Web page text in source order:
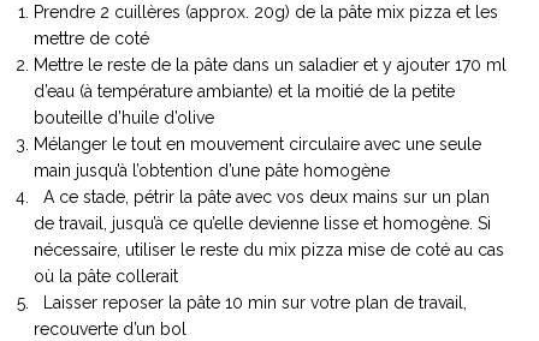
Prendre 2 cuillères (approx. 20g) de la pâte mix pizza et les
mettre de coté
Mettre le reste de la pâte dans un saladier et y ajouter 170 ml
d’eau (à température ambiante) et la moitié de la petite
bouteille d’huile d’olive
Mélanger le tout en mouvement circulaire avec une seule
main jusqu’à l’obtention d’une pâte homogène
A ce stade, pétrir la pâte avec vos deux mains sur un plan
de travail, jusqu’à ce qu’elle devienne lisse et homogène. Si
nécessaire, utiliser le reste du mix pizza mise de coté au cas
où la pâte collerait
Laisser reposer la pâte 10 min sur votre plan de travail,
recouverte d’un bol